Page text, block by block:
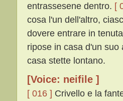
entrassesene dentro. [
cosa l'un dell'altro,
dovere entrare in
ripose in casa d'un
casa stette lontano.
[Voice: neifile ]
[ 016 ] Crivello e la